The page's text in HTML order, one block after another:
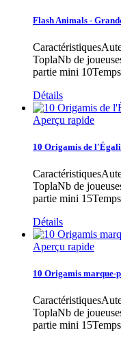
Flash Animals -
ToplaNb de
partie mini
Détails
Aperçu rapide
10 Origamis de
ToplaNb de
partie mini
Détails
Aperçu rapide
10 Origamis marque-
ToplaNb de
partie mini